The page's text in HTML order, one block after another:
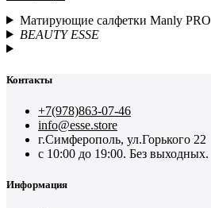
Матирующие салфетки Manly PRO
BEAUTY ESSE
Контакты
+7(978)863-07-46
info@esse.store
г.Симферополь, ул.Горького 22
с 10:00 до 19:00. Без выходных.
Информация